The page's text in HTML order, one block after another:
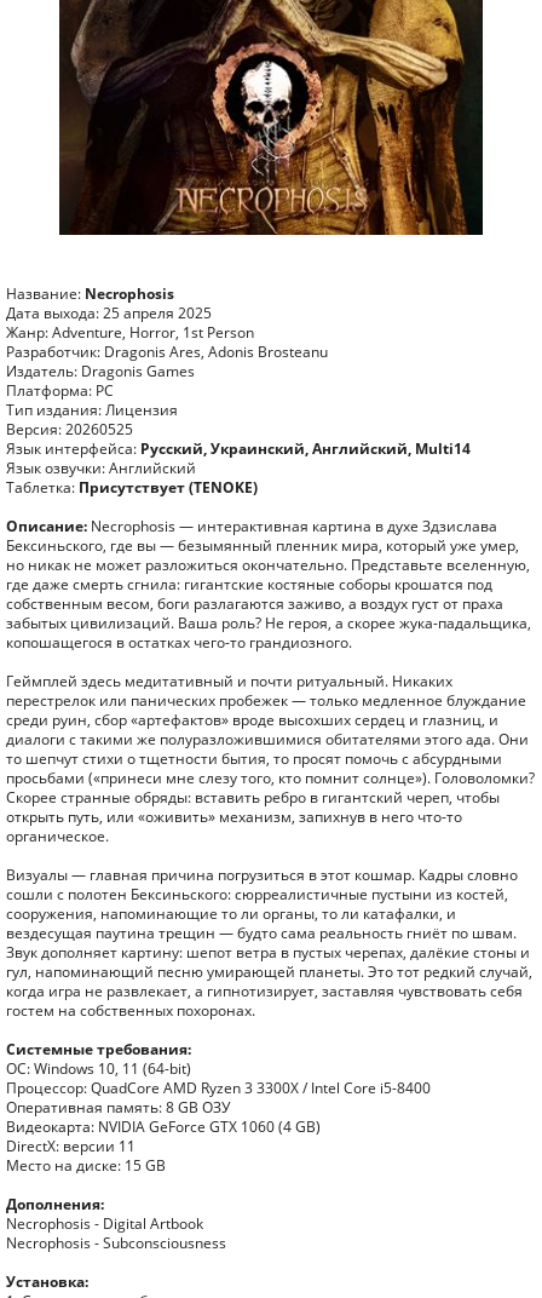
Название: Necrophosis
Дата выхода: 25 апреля 2025
Жанр: Adventure, Horror, 1st Person
Разработчик: Dragonis Ares, Adonis Brosteanu
Издатель: Dragonis Games
Платформа: PC
Тип издания: Лицензия
Версия: 20260525
Язык интерфейса: Русский, Украинский, Английский, Multi14
Язык озвучки: Английский
Таблетка: Присутствует (TENOKE)
Описание: Necrophosis — интерактивная картина в духе Здзислава
Бексиньского, где вы — безымянный пленник мира, который уже умер,
но никак не может разложиться окончательно. Представьте вселенную,
где даже смерть сгнила: гигантские костяные соборы крошатся под
собственным весом, боги разлагаются заживо, а воздух густ от праха
забытых цивилизаций. Ваша роль? Не героя, а скорее жука-падальщика,
копошащегося в остатках чего-то грандиозного.
Геймплей здесь медитативный и почти ритуальный. Никаких
перестрелок или панических пробежек — только медленное блуждание
среди руин, сбор «артефактов» вроде высохших сердец и глазниц, и
диалоги с такими же полуразложившимися обитателями этого ада. Они
то шепчут стихи о тщетности бытия, то просят помочь с абсурдными
просьбами («принеси мне слезу того, кто помнит солнце»). Головоломки?
Скорее странные обряды: вставить ребро в гигантский череп, чтобы
открыть путь, или «оживить» механизм, запихнув в него что-то
органическое.
Визуалы — главная причина погрузиться в этот кошмар. Кадры словно
сошли с полотен Бексиньского: сюрреалистичные пустыни из костей,
сооружения, напоминающие то ли органы, то ли катафалки, и
вездесущая паутина трещин — будто сама реальность гниёт по швам.
Звук дополняет картину: шепот ветра в пустых черепах, далёкие стоны и
гул, напоминающий песню умирающей планеты. Это тот редкий случай,
когда игра не развлекает, а гипнотизирует, заставляя чувствовать себя
гостем на собственных похоронах.
Системные требования:
ОС: Windows 10, 11 (64-bit)
Процессор: QuadCore AMD Ryzen 3 3300X / Intel Core i5-8400
Оперативная память: 8 GB ОЗУ
Видеокарта: NVIDIA GeForce GTX 1060 (4 GB)
DirectX: версии 11
Место на диске: 15 GB
Дополнения:
Necrophosis - Digital Artbook
Necrophosis - Subconsciousness
Установка: